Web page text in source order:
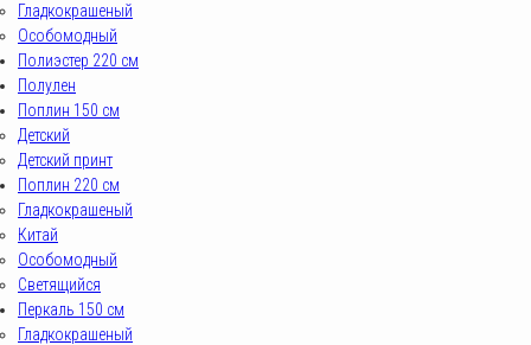
Гладкокрашеный
Особомодный
Полиэстер 220 см
Полулен
Поплин 150 см
Детский
Детский принт
Поплин 220 см
Гладкокрашеный
Китай
Особомодный
Светящийся
Перкаль 150 см
Гладкокрашеный